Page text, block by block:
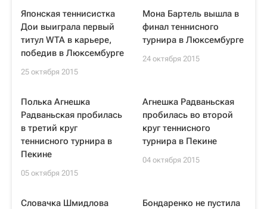
Японская теннисистка
Дои выиграла первый
титул WTA в карьере,
победив в Люксембурге
25 октября 2015
Мона Бартель вышла в
финал теннисного
турнира в Люксембурге
24 октября 2015
Полька Агнешка
Радваньская пробилась
в третий круг
теннисного турнира в
Пекине
05 октября 2015
Агнешка Радваньская
пробилась во второй
круг теннисного
турнира в Пекине
04 октября 2015
Словачка Шмидлова
Бондаренко не пустила